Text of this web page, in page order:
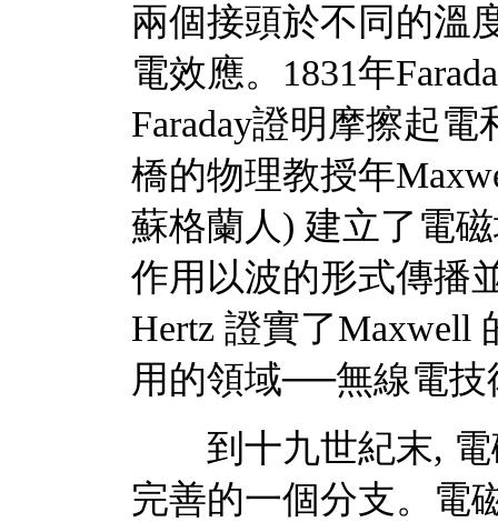
兩個接頭於不同的溫
電效應。1831年
Faraday證明摩擦起
橋的物理教授年
蘇格蘭人) 建立了電
作用以波的形式傳播
Hertz 證實了Maxwell
用的領域──無線電技
到十九世紀末, 電
完善的一個分支。電